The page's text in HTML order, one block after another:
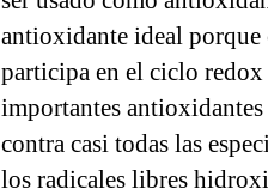
antioxidante ideal porque
participa en el ciclo
importantes
contra casi todas las
los radicales libres